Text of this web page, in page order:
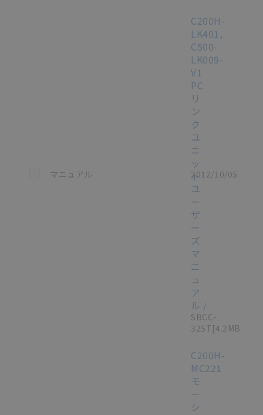
この資料を選択
マニュアル
C200H-
LK401,
C500-
LK009-
V1
PC
リ
ン
ク
ユ
ニ
ッ
ト
ユ
ー
ザ
ー
ズ
マ
ニ
ュ
ア
ル /
SBCC-
325T[4.2MB]
2012/10/05
C200H-
MC221
モ
ー
シ